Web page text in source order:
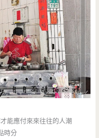
能應付來來往往的人潮
時分